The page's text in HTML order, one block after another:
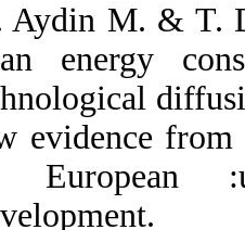
Aydin M. & T.
energy
evidence
European